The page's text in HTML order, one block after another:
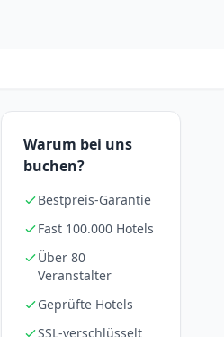
Warum bei uns
buchen?
Bestpreis-Garantie
Fast 100.000 Hotels
Über 80
Veranstalter
Geprüfte Hotels
SSL-verschlüsselt